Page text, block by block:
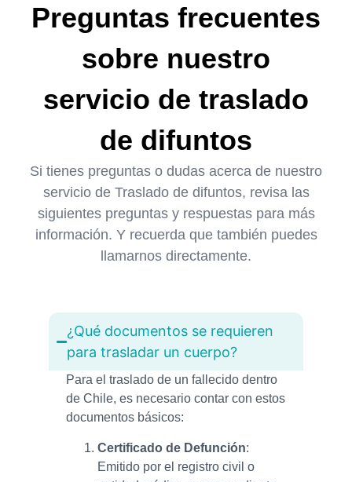
Preguntas frecuentes
sobre nuestro
servicio de traslado
de difuntos
Si tienes preguntas o dudas acerca de nuestro
servicio de Traslado de difuntos, revisa las
siguientes preguntas y respuestas para más
información. Y recuerda que también puedes
llamarnos directamente.
¿Qué documentos se requieren
para trasladar un cuerpo?
Para el traslado de un fallecido dentro
de Chile, es necesario contar con estos
documentos básicos:
Certificado de Defunción:
Emitido por el registro civil o